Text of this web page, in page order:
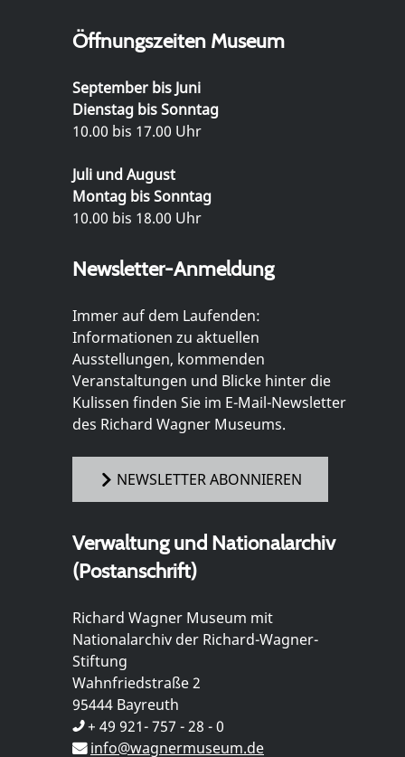
Öffnungszeiten Museum
September bis Juni
Dienstag bis Sonntag
10.00 bis 17.00 Uhr
Juli und August
Montag bis Sonntag
10.00 bis 18.00 Uhr
Newsletter-Anmeldung
Immer auf dem Laufenden:
Informationen zu aktuellen
Ausstellungen, kommenden
Veranstaltungen und Blicke hinter die
Kulissen finden Sie im E-Mail-Newsletter
des Richard Wagner Museums.
NEWSLETTER ABONNIEREN
Verwaltung und Nationalarchiv
(Postanschrift)
Richard Wagner Museum mit
Nationalarchiv der Richard-Wagner-
Stiftung
Wahnfriedstraße 2
95444 Bayreuth
+ 49 921- 757 - 28 - 0
info@wagnermuseum.de